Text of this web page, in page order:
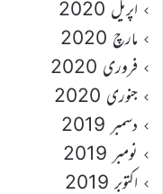
اپریل 2020
مارچ 2020
فروری 2020
جنوری 2020
دسمبر 2019
نومبر 2019
اکتوبر 2019